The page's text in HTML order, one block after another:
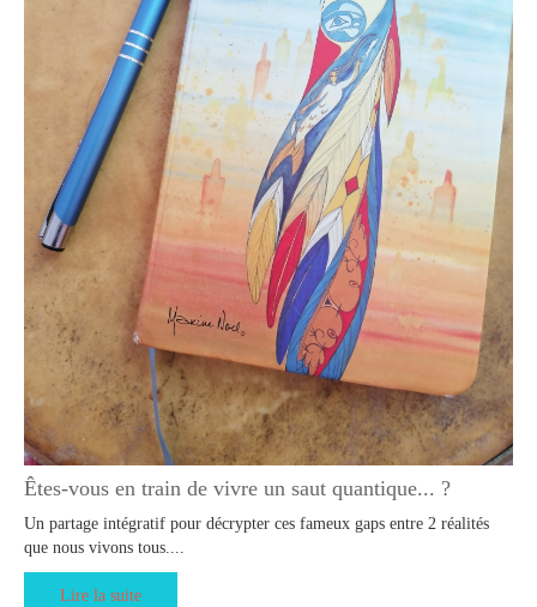
Êtes-vous en train de vivre un saut quantique... ?
Un partage intégratif pour décrypter ces fameux gaps entre 2 réalités
que nous vivons tous....
Lire la suite